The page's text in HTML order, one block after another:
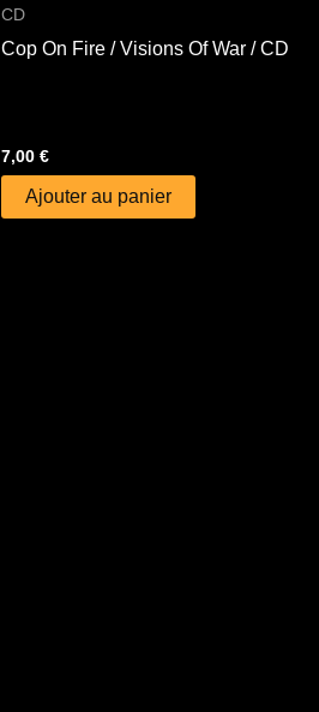
CD
Cop On Fire / Visions Of War / CD
7,00€
Ajouter au panier